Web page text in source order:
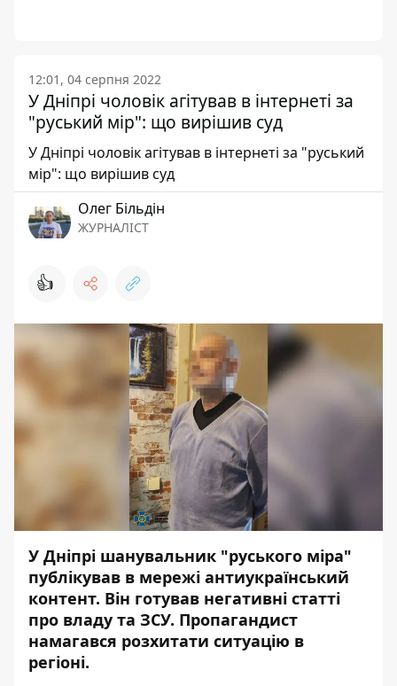
12:01, 04 серпня 2022
У Дніпрі чоловік агітував в інтернеті за
"руський мір": що вирішив суд
У Дніпрі чоловік агітував в інтернеті за "руський
мір": що вирішив суд
Олег Більдін
ЖУРНАЛІСТ
👍
У Дніпрі шанувальник "руського міра"
публікував в мережі антиукраїнський
контент. Він готував негативні статті
про владу та ЗСУ. Пропагандист
намагався розхитати ситуацію в
регіоні.